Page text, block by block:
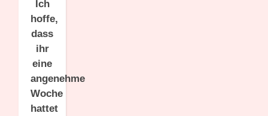
Ich
hoffe,
dass
ihr
eine
angenehme
Woche
hattet